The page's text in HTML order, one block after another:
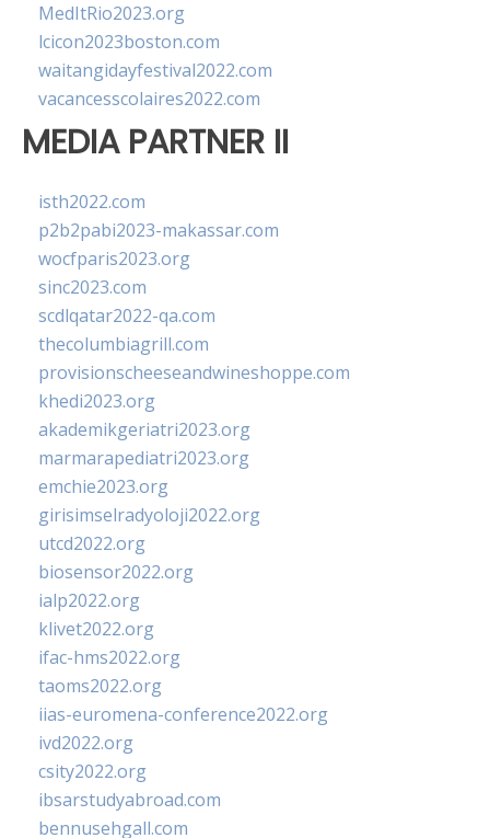
MedItRio2023.org
lcicon2023boston.com
waitangidayfestival2022.com
vacancesscolaires2022.com
MEDIA PARTNER II
isth2022.com
p2b2pabi2023-makassar.com
wocfparis2023.org
sinc2023.com
scdlqatar2022-qa.com
thecolumbiagrill.com
provisionscheeseandwineshoppe.com
khedi2023.org
akademikgeriatri2023.org
marmarapediatri2023.org
emchie2023.org
girisimselradyoloji2022.org
utcd2022.org
biosensor2022.org
ialp2022.org
klivet2022.org
ifac-hms2022.org
taoms2022.org
iias-euromena-conference2022.org
ivd2022.org
csity2022.org
ibsarstudyabroad.com
bennusehgall.com